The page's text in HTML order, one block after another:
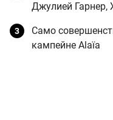
Джулией Гарнер,
Само
кампейне Alaïa